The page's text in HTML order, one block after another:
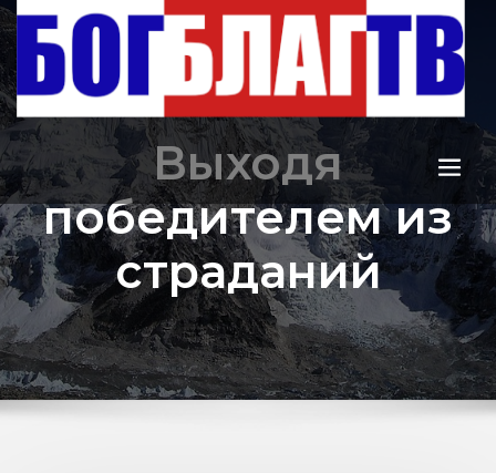
Выходя
победителем из
страданий